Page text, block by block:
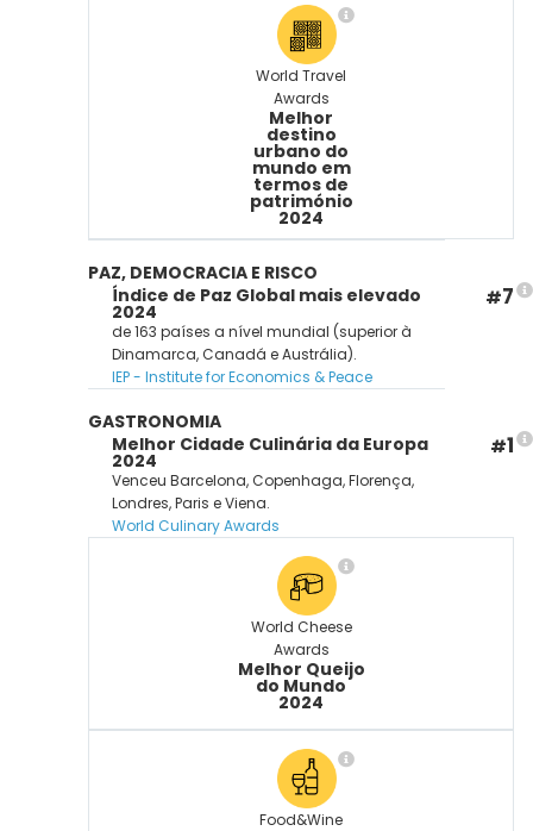
World Travel
Awards
Melhor
destino
urbano do
mundo em
termos de
património
2024
PAZ, DEMOCRACIA E RISCO
Índice de Paz Global mais elevado
2024
de 163 países a nível mundial (superior à
Dinamarca, Canadá e Austrália).
IEP - Institute for Economics & Peace
#7
GASTRONOMIA
Melhor Cidade Culinária da Europa
2024
Venceu Barcelona, Copenhaga, Florença,
Londres, Paris e Viena.
World Culinary Awards
#1
World Cheese
Awards
Melhor Queijo
do Mundo
2024
Food&Wine